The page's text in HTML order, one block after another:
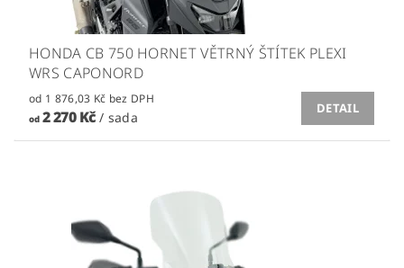
HONDA CB 750 HORNET VĚTRNÝ ŠTÍTEK PLEXI
WRS CAPONORD
od 1 876,03 Kč bez DPH
od2 270 Kč/ sada
DETAIL